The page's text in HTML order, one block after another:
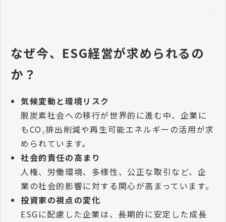
なぜ今、ESG経営が求められるの
か？
気候変動と環境リスク
脱炭素社会への移行が世界的に進む中、企業に
もCO₂排出削減や再生可能エネルギーの活用が求
められています。
社会的責任の高まり
人権、労働環境、多様性、公正な取引など、企
業の社会的影響に対する関心が高まっています。
投資家の視点の変化
ESGに配慮した企業は、長期的に安定した成長